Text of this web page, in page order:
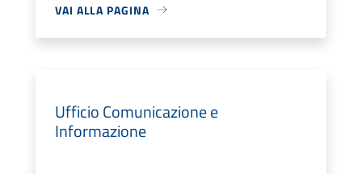
VAI ALLA PAGINA
Ufficio Comunicazione e
Informazione